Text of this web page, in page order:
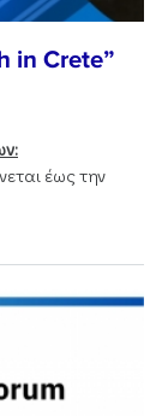
in Crete”
έως την